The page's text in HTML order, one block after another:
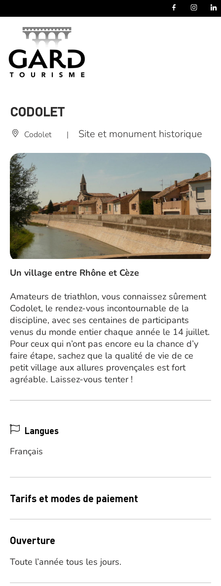
CODOLET
Codolet | Site et monument historique
Un village entre Rhône et Cèze
Amateurs de triathlon, vous connaissez sûrement
Codolet, le rendez-vous incontournable de la
discipline, avec ses centaines de participants
venus du monde entier chaque année le 14 juillet.
Pour ceux qui n’ont pas encore eu la chance d’y
faire étape, sachez que la qualité de vie de ce
petit village aux allures provençales est fort
agréable. Laissez-vous tenter !
Langues
Français
Tarifs et modes de paiement
Ouverture
Toute l’année tous les jours.